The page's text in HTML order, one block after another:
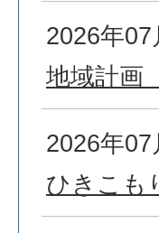
2026年07
地域計画
2026年07
ひきこも